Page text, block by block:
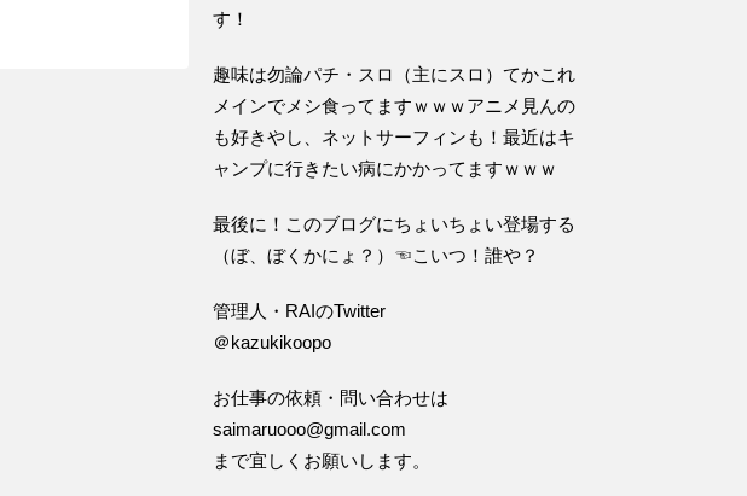
す！
趣味は勿論パチ・スロ（主にスロ）てかこれ
メインでメシ食ってますｗｗｗアニメ見んの
も好きやし、ネットサーフィンも！最近はキ
ャンプに行きたい病にかかってますｗｗｗ
最後に！このブログにちょいちょい登場する
（ぼ、ぼくかにょ？）☜こいつ！誰や？
管理人・RAIのTwitter
＠kazukikoopo
お仕事の依頼・問い合わせは
saimaruooo@gmail.com
まで宜しくお願いします。